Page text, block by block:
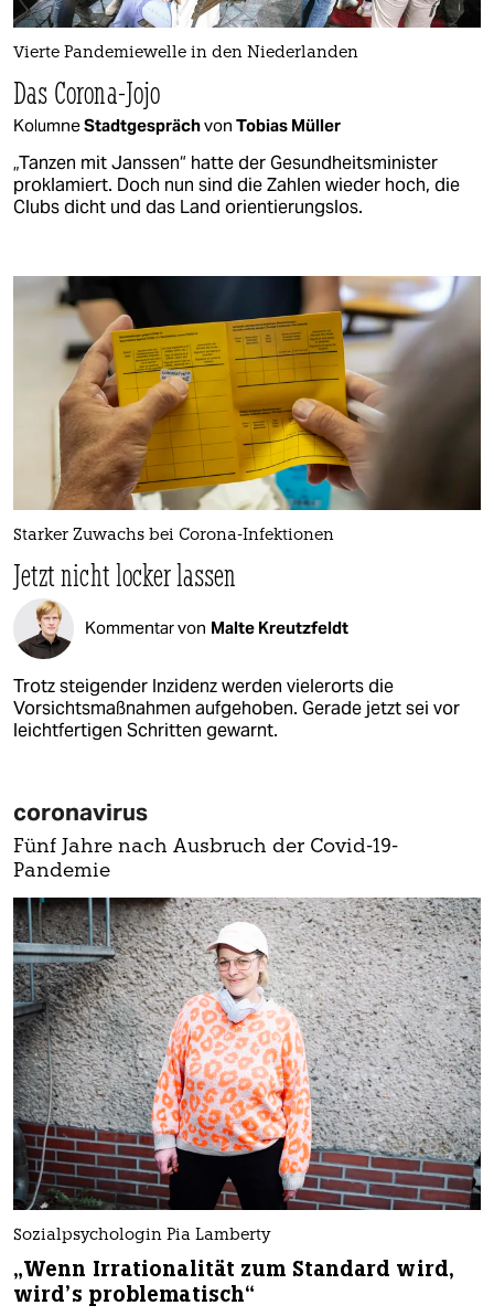
Vierte Pandemiewelle in den Niederlanden
Das Corona-Jojo
KolumneStadtgesprächvon Tobias Müller
„Tanzen mit Janssen“ hatte der Gesundheitsminister
proklamiert. Doch nun sind die Zahlen wieder hoch, die
Clubs dicht und das Land orientierungslos.
Starker Zuwachs bei Corona-Infektionen
Jetzt nicht locker lassen
Kommentar von Malte Kreutzfeldt
Trotz steigender Inzidenz werden vielerorts die
Vorsichtsmaßnahmen aufgehoben. Gerade jetzt sei vor
leichtfertigen Schritten gewarnt.
coronavirus
Fünf Jahre nach Ausbruch der Covid-19-
Pandemie
Sozialpsychologin Pia Lamberty
„Wenn Irrationalität zum Standard wird,
wird’s problematisch“